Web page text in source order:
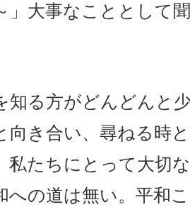
」大事なこととして
知る方がどんどんと
向き合い、尋ねる時
私たちにとって大切
への道は無い。平和